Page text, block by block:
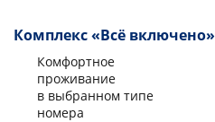
Комплекс «Всё включено»
Комфортное
проживание
в выбранном типе
номера